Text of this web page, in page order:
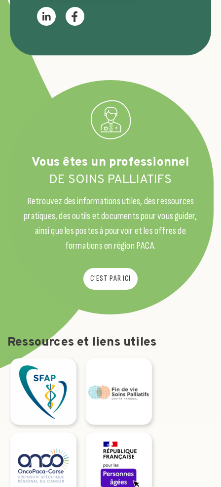
Vous êtes un professionnel
DE SOINS PALLIATIFS
Retrouvez des informations utiles, des ressources
pratiques, des outils et documents pour vous guider,
ainsi que les postes à pourvoir et les offres de
formations en région PACA.
C'EST PAR ICI
Ressources et liens utiles